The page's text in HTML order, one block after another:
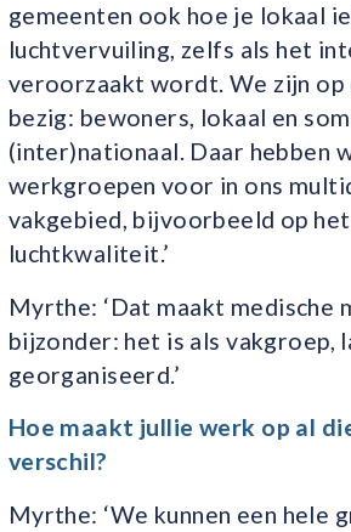
gemeenten ook hoe je lokaal
luchtvervuiling, zelfs als het
veroorzaakt wordt. We zijn op
bezig: bewoners, lokaal en
(inter)nationaal. Daar hebben
werkgroepen voor in ons
vakgebied, bijvoorbeeld op
luchtkwaliteit.’
Myrthe: ‘Dat maakt medische
bijzonder: het is als vakgroep,
georganiseerd.’
Hoe maakt jullie werk op al
verschil?
Myrthe: ‘We kunnen een hele